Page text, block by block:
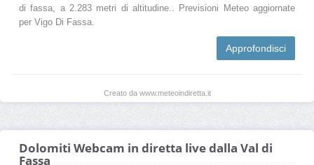
di fassa, a 2.283 metri di altitudine.. Previsioni Meteo aggiornate
per Vigo Di Fassa.
Approfondisci
Creato da www.meteoindiretta.it
Dolomiti Webcam in diretta live dalla Val di
Fassa